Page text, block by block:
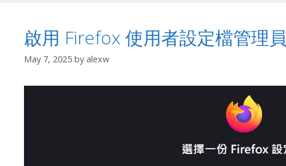
啟用 Firefox 使用者設定檔管理
May 7, 2025 by alexw